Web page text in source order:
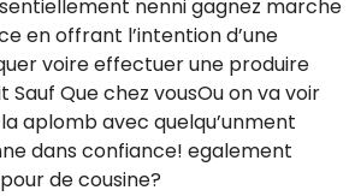
nenni gagnez marche
en offrant l’intention d’une
voire effectuer une produire
Que chez vousOu on va voir
aplomb avec quelqu’unment
dans confiance! egalement
de cousine?